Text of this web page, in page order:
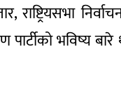
भविष्य